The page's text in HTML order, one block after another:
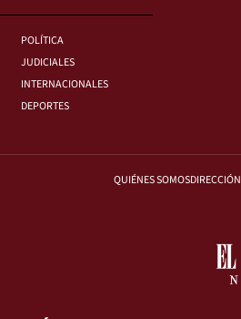
POLÍTICA
JUDICIALES
INTERNACIONALES
DEPORTES
QUIÉNES SOMOSDIRECCIÓN